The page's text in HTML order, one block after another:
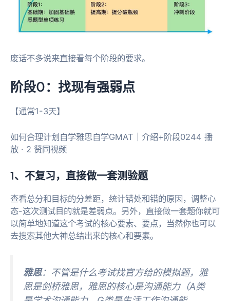
废话不多说来直接看每个阶段的要求。
阶段0：找现有强弱点
【通常1-3天】
如何合理计划自学雅思自学GMAT｜介绍+阶段0244 播
放 · 2 赞同视频​
1、不复习，直接做一套测验题
查看总分和目标的分差距，统计错处和错的原因，调整心
态-这次测试目的就是差弱点。另外，直接做一套题你就可
以简单地知道这个考试的核心要素、要点，当然你也可以
去搜索其他大神总结出来的核心和要素。
雅思：不管是什么考试找官方给的模拟题，雅
思是剑桥雅思，雅思的核心是沟通能力（A类